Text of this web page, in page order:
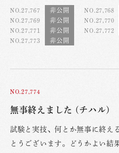
NO.27,767
NO.27,768
NO.27,769
NO.27,770
NO.27,771
NO.27,772
NO.27,773
NO.27,774
無事終えました (チハル)
試験と実技、何とか無事に終え
とうございます。どうかよい結